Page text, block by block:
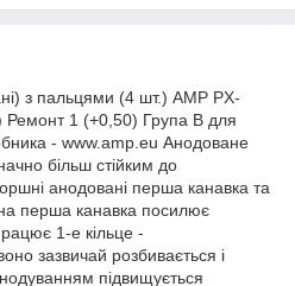
з пальцями (4 шт.) AMP PX-
1 (+0,50) Група В для
- www.amp.eu Анодоване
більш стійким до
анодовані перша канавка та
перша канавка посилює
1-е кільце -
зазвичай розбивається і
підвищується